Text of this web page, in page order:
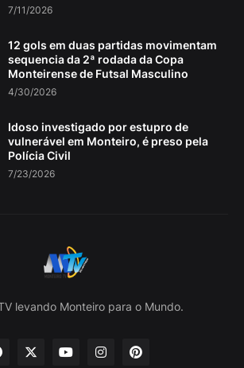
7/11/2026
12 gols em duas partidas movimentam
sequencia da 2ª rodada da Copa
Monteirense de Futsal Masculino
4/30/2026
Idoso investigado por estupro de
vulnerável em Monteiro, é preso pela
Polícia Civil
7/23/2026
levando Monteiro para o Mundo.